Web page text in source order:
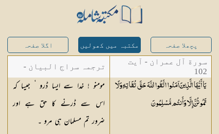
پچھلا صفحہ مکتبہ میں کھولیں اگلا صفحہ
سورة آل عمران - آیت
102
يَا أَيُّهَا الَّذِينَ آمَنُوا اتَّقُوا اللَّهَ حَقَّ تُقَاتِهِ وَلَا
تَمُوتُنَّ إِلَّا وَأَنتُممُّسْلِمُونَ
ترجمہ سراج البیان -
مستفاد از ترجمتین
شاہ عبدالقادر دھلوی/
مومنو ! خدا سے ایسا ڈرو ‘ جیسا کہ
اس سے ڈرنے کا حق ہے اور
ضرور تم مسلمان ہی مرو ۔